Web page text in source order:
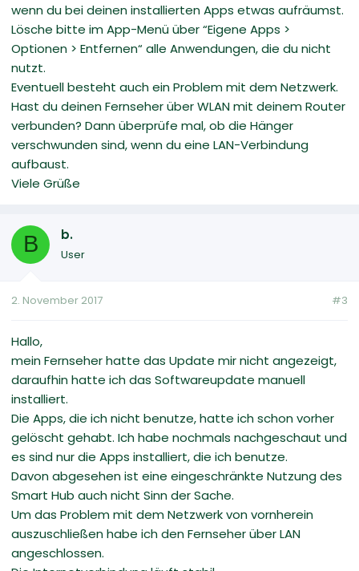
wenn du bei deinen installierten Apps etwas aufräumst.
Lösche bitte im App-Menü über “Eigene Apps >
Optionen > Entfernen“ alle Anwendungen, die du nicht
nutzt.
Eventuell besteht auch ein Problem mit dem Netzwerk.
Hast du deinen Fernseher über WLAN mit deinem Router
verbunden? Dann überprüfe mal, ob die Hänger
verschwunden sind, wenn du eine LAN-Verbindung
aufbaust.
Viele Grüße
B b.
User
2. November 2017 #3
Hallo,
mein Fernseher hatte das Update mir nicht angezeigt,
daraufhin hatte ich das Softwareupdate manuell
installiert.
Die Apps, die ich nicht benutze, hatte ich schon vorher
gelöscht gehabt. Ich habe nochmals nachgeschaut und
es sind nur die Apps installiert, die ich benutze.
Davon abgesehen ist eine eingeschränkte Nutzung des
Smart Hub auch nicht Sinn der Sache.
Um das Problem mit dem Netzwerk von vornherein
auszuschließen habe ich den Fernseher über LAN
angeschlossen.